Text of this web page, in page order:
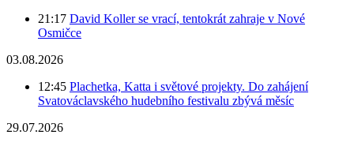
21:17 David Koller se vrací, tentokrát zahraje v Nové
Osmičce
03.08.2026
12:45 Plachetka, Katta i světové projekty. Do zahájení
Svatováclavského hudebního festivalu zbývá měsíc
29.07.2026